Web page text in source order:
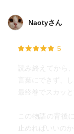
Naotyさん
5
読み終えてから
言葉にできず、
最終巻でスカッ
この物語の背後
止めればいいのか